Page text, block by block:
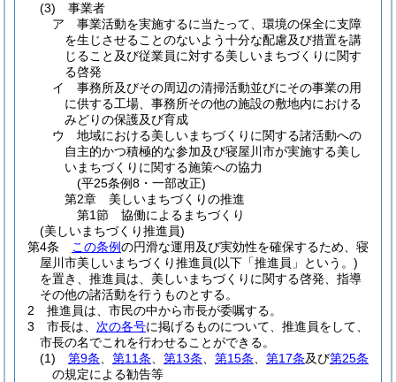
(3)
事業者
ア
事業活動を実施するに当たって、環境の保全に支障
を生じさせることのないよう十分な配慮及び措置を講
じること及び従業員に対する美しいまちづくりに関す
る啓発
イ
事務所及びその周辺の清掃活動並びにその事業の用
に供する工場、事務所その他の施設の敷地内における
みどりの保護及び育成
ウ
地域における美しいまちづくりに関する諸活動への
自主的かつ積極的な参加及び寝屋川市が実施する美し
いまちづくりに関する施策への協力
(平25条例8・一部改正)
第2章
美しいまちづくりの推進
第1節
協働によるまちづくり
(美しいまちづくり推進員)
第4条
この条例の円滑な運用及び実効性を確保するため、寝
屋川市美しいまちづくり推進員(以下「推進員」という。)
を置き、推進員は、美しいまちづくりに関する啓発、指導
その他の諸活動を行うものとする。
2
推進員は、市民の中から市長が委嘱する。
3
市長は、 次の各号に掲げるものについて、推進員をして、
市長の名でこれを行わせることができる。
(1)
第9条 第11条 第13条 第15条 第17条及び第25条
の規定による勧告等